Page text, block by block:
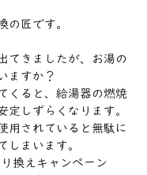
の匠です。
てきましたが、お湯の
ますか？
くると、給湯器の燃焼
定しずらくなります。
用されていると無駄に
しまいます。
換えキャンペーン